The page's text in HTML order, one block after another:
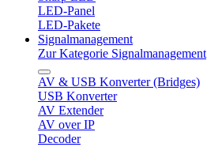
LED-Panel
LED-Pakete
Signalmanagement
Zur Kategorie Signalmanagement
AV & USB Konverter (Bridges)
USB Konverter
AV Extender
AV over IP
Decoder